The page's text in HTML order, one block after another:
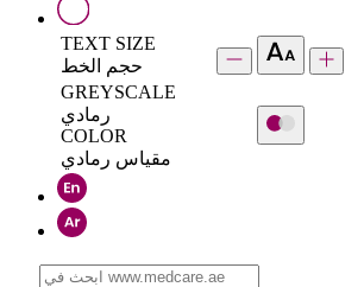
TEXT SIZE
حجم الخط
GREYSCALE
رمادي
COLOR
مقياس رمادي